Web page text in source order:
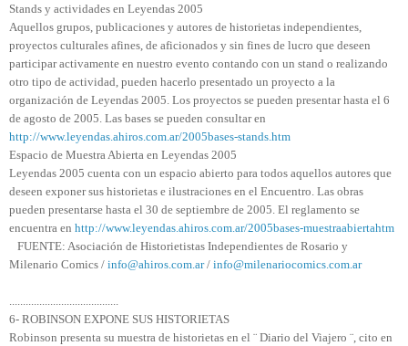
Stands y actividades en Leyendas 2005
Aquellos grupos, publicaciones y autores de historietas independientes,
proyectos culturales afines, de aficionados y sin fines de lucro que deseen
participar activamente en nuestro evento contando con un stand o realizando
otro tipo de actividad, pueden hacerlo presentado un proyecto a la
organización de Leyendas 2005. Los proyectos se pueden presentar hasta el 6
de agosto de 2005. Las bases se pueden consultar en
http://www.leyendas.ahiros.com.ar/2005bases-stands.htm
Espacio de Muestra Abierta en Leyendas 2005
Leyendas 2005 cuenta con un espacio abierto para todos aquellos autores que
deseen exponer sus historietas e ilustraciones en el Encuentro. Las obras
pueden presentarse hasta el 30 de septiembre de 2005. El reglamento se
encuentra en http://www.leyendas.ahiros.com.ar/2005bases-muestraabiertahtm
FUENTE: Asociación de Historietistas Independientes de Rosario y
Milenario Comics / info@ahiros.com.ar/ info@milenariocomics.com.ar
........................................
6- ROBINSON EXPONE SUS HISTORIETAS
Robinson presenta su muestra de historietas en el ¨ Diario del Viajero ¨, cito en